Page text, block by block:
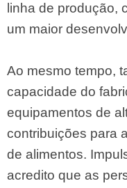
linha de produção,
um maior
Ao mesmo tempo,
capacidade do
equipamentos de
contribuições para
de alimentos.
acredito que as